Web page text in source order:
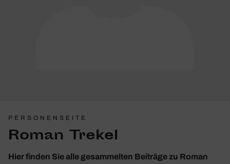
PERSONENSEITE
Roman Trekel
Hier finden Sie alle gesammelten Beiträge zu Roman